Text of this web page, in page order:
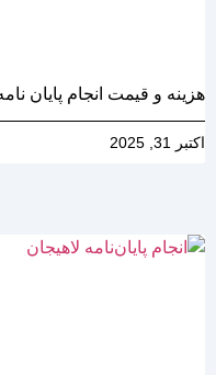
هزینه و قیمت انجام پایان
اکتبر 31, 2025